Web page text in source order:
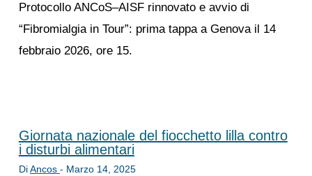
Protocollo ANCoS–AISF rinnovato e avvio di
“Fibromialgia in Tour”: prima tappa a Genova il 14
febbraio 2026, ore 15.
Giornata nazionale del fiocchetto lilla contro
i disturbi alimentari
DiAncos - Marzo 14, 2025